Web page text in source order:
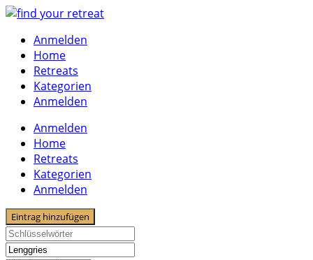
Skip
contentAnmelden
Home
Retreats
Kategorien
Anmelden
Anmelden
Home
Retreats
Kategorien
Anmelden
Eintrag hinzufügen